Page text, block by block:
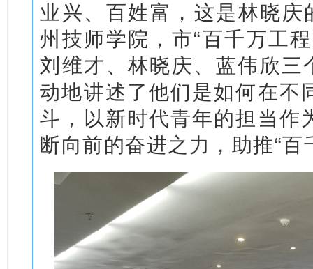
业兴、百姓富，这是林晓庆
州技师学院，市“百千万工
刘维才、林晓庆、蓝伟欣三
动地讲述了他们是如何在不
斗，以新时代青年的担当作
断向前的奋进之力，助推“